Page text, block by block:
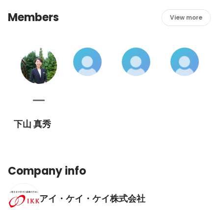
Members View more
下山 真秀
Company info
アイ・ケイ・ケイ株式会社